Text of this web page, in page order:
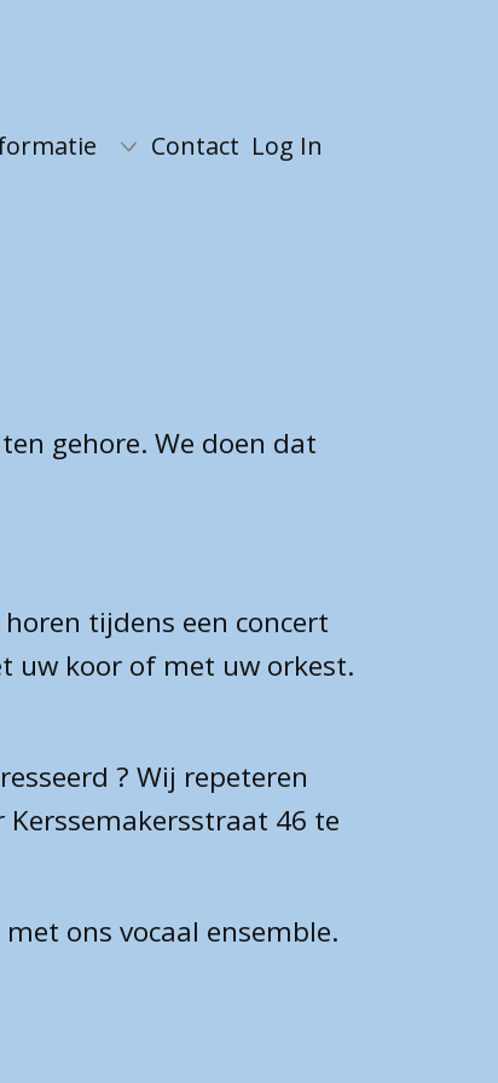
Contact Log In
gehore. We doen dat
tijdens een concert
uw koor of met uw orkest.
? Wij repeteren
46 te
ons vocaal ensemble.